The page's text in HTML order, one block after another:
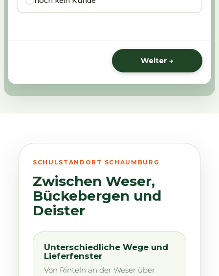
Weiter →
SCHULSTANDORT SCHAUMBURG
Zwischen Weser,
Bückebergen und
Deister
Unterschiedliche Wege und
Lieferfenster
Von Rinteln an der Weser über